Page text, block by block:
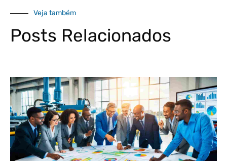
Veja também
Posts Relacionados